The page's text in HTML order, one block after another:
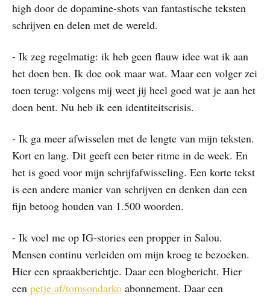
high door de dopamine-shots van fantastische teksten
schrijven en delen met de wereld.
- Ik zeg regelmatig: ik heb geen flauw idee wat ik aan
het doen ben. Ik doe ook maar wat. Maar een volger zei
toen terug: volgens mij weet jij heel goed wat je aan het
doen bent. Nu heb ik een identiteitscrisis.
- Ik ga meer afwisselen met de lengte van mijn teksten.
Kort en lang. Dit geeft een beter ritme in de week. En
het is goed voor mijn schrijfafwisseling. Een korte tekst
is een andere manier van schrijven en denken dan een
fijn betoog houden van 1.500 woorden.
- Ik voel me op IG-stories een propper in Salou.
Mensen continu verleiden om mijn kroeg te bezoeken.
Hier een spraakberichtje. Daar een blogbericht. Hier
een petje.af/tomsondarko abonnement. Daar een